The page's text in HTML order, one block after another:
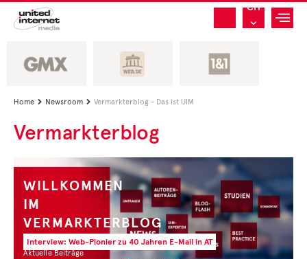
CH
Home  Newsroom  Vermarkterblog - Das ist UIM
Vermarkterblog
WILLKOMMEN
IM
VERMARKTERBLOG
Aktuelle Beiträge
Interview: Web-Pionier zu 40 Jahren E-Mail in AT